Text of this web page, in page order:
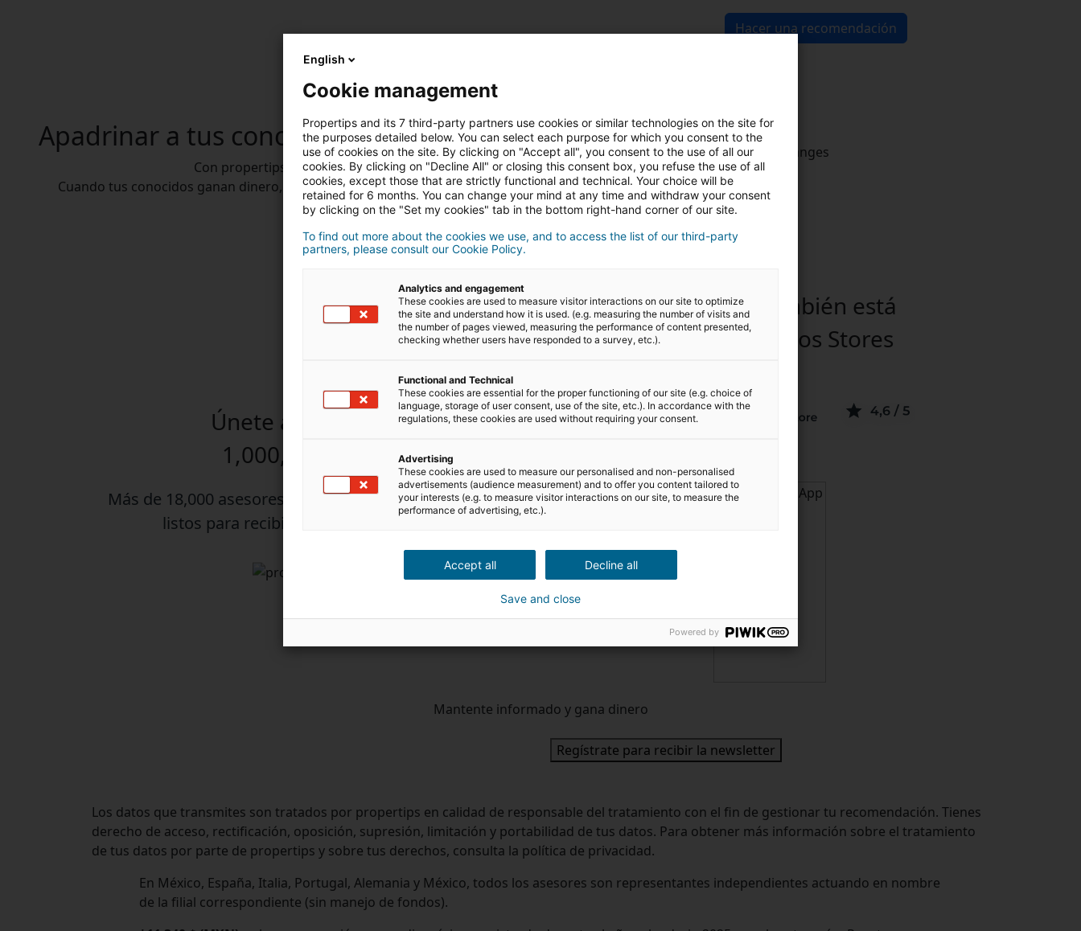
Hacer una recomendación
Apadrinar a tus conocidos
Con propertips, ¡todos ganan!
Cuando tus conocidos ganan dinero, ¡tú también recibes una recompensa!
Únete a una red de
1,000,000 tipsers
Más de 18,000 asesores de iad en todo el mundo están
listos para recibir tus recomendaciones.
propertips también está
disponible en los Stores
Mantente informado y gana dinero
Regístrate para recibir la newsletter
Los datos que transmites son tratados por propertips en calidad de responsable del tratamiento con el fin de gestionar tu recomendación. Tienes
derecho de acceso, rectificación, oposición, supresión, limitación y portabilidad de tus datos. Para obtener más información sobre el tratamiento
de tus datos por parte de propertips y sobre tus derechos, consulta la política de privacidad.
En México, España, Italia, Portugal, Alemania y México, todos los asesores son representantes independientes actuando en nombre
de la filial correspondiente (sin manejo de fondos).
English
Cookie management
Propertips and its 7 third-party partners use cookies or similar technologies on the site for
the purposes detailed below. You can select each purpose for which you consent to the
use of cookies on the site. By clicking on "Accept all", you consent to the use of all our
cookies. By clicking on "Decline All" or closing this consent box, you refuse the use of all
cookies, except those that are strictly functional and technical. Your choice will be
retained for 6 months. You can change your mind at any time and withdraw your consent
by clicking on the "Set my cookies" tab in the bottom right-hand corner of our site.
To find out more about the cookies we use, and to access the list of our third-party
partners, please consult our Cookie Policy.
Analytics and engagement
These cookies are used to measure visitor interactions on our site to optimize
the site and understand how it is used. (e.g. measuring the number of visits and
the number of pages viewed, measuring the performance of content presented,
checking whether users have responded to a survey, etc.).
Functional and Technical
These cookies are essential for the proper functioning of our site (e.g. choice of
language, storage of user consent, use of the site, etc.). In accordance with the
regulations, these cookies are used without requiring your consent.
Advertising
These cookies are used to measure our personalised and non-personalised
advertisements (audience measurement) and to offer you content tailored to
your interests (e.g. to measure visitor interactions on our site, to measure the
performance of advertising, etc.).
Accept all Decline all
Save and close
Powered by